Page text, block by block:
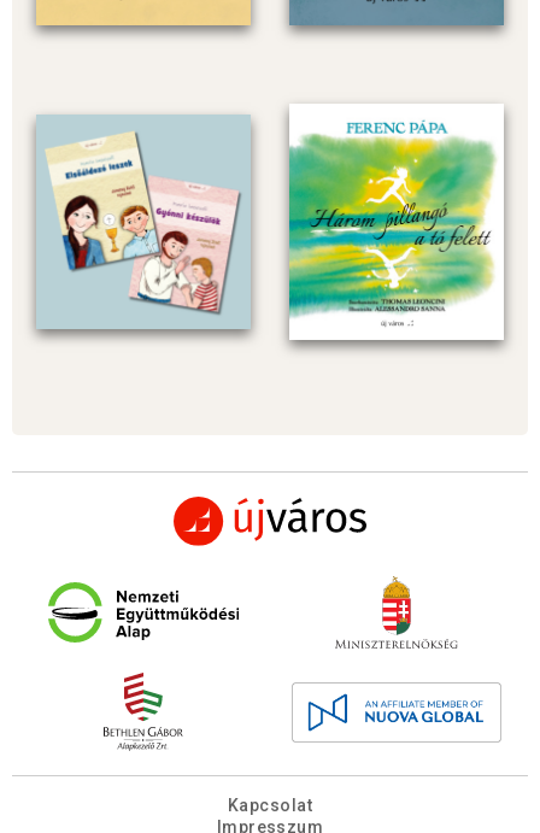
Kapcsolat
Impresszum